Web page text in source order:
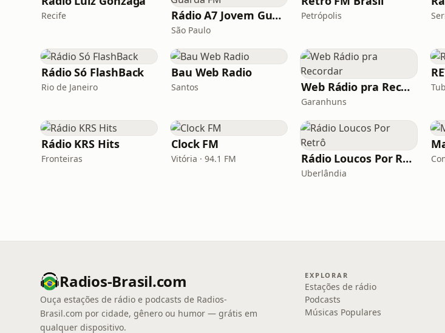
Recife Rádio A7 Jovem Guarda FM
São Paulo
Petrópolis
Rádio Só FlashBack
Rio de Janeiro
Bau Web Radio
Santos Web Rádio pra Recordar
Garanhuns
Rádio KRS Hits
Fronteiras
Clock FM
Vitória · 94.1 FM Rádio Loucos Por Retrô
Uberlândia
Radios-Brasil.com
Ouça estações de rádio e podcasts de Radios-
Brasil.com por cidade, gênero ou humor — grátis em
qualquer dispositivo.
EXPLORAR
Estações de rádio
Podcasts
Músicas Populares